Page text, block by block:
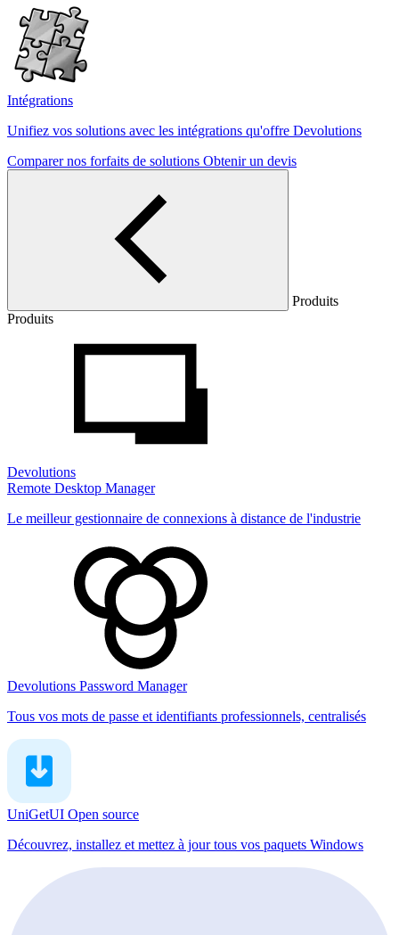
Intégrations
Unifiez vos solutions avec les intégrations qu'offre Devolutions
Comparer nos forfaits de solutions Obtenir un devis
Produits
Produits
Devolutions
Remote Desktop Manager
Le meilleur gestionnaire de connexions à distance de l'industrie
Devolutions Password Manager
Tous vos mots de passe et identifiants professionnels, centralisés
UniGetUI Open source
Découvrez, installez et mettez à jour tous vos paquets Windows